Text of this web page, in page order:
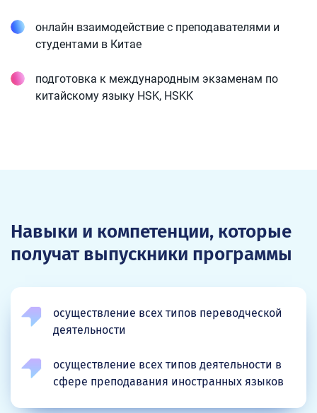
онлайн взаимодействие с преподавателями и
студентами в Китае
подготовка к международным экзаменам по
китайскому языку HSK, HSKK
Навыки и компетенции, которые
получат выпускники программы
осуществление всех типов переводческой
деятельности
осуществление всех типов деятельности в
сфере преподавания иностранных языков